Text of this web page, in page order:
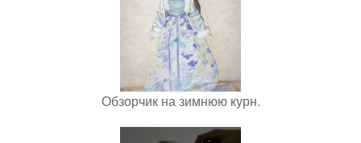
Обзорчик на зимнюю курн.